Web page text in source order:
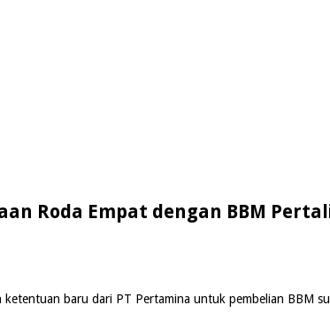
Roda Empat dengan BBM
baru dari PT Pertamina untuk pembelian BBM